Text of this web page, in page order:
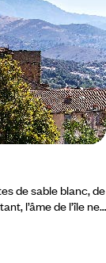
de sable blanc, de
l’âme de l’île ne
tout au plus.